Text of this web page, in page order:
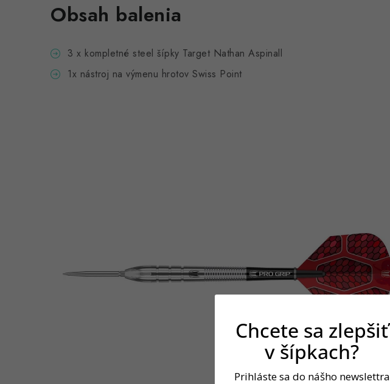
Obsah balenia
3 x kompletné steel šípky Target Nathan Aspinall
1x nástroj na výmenu hrotov Swiss Point
Chcete sa zlepšiť
v šípkach?
Prihláste sa do nášho newslettra